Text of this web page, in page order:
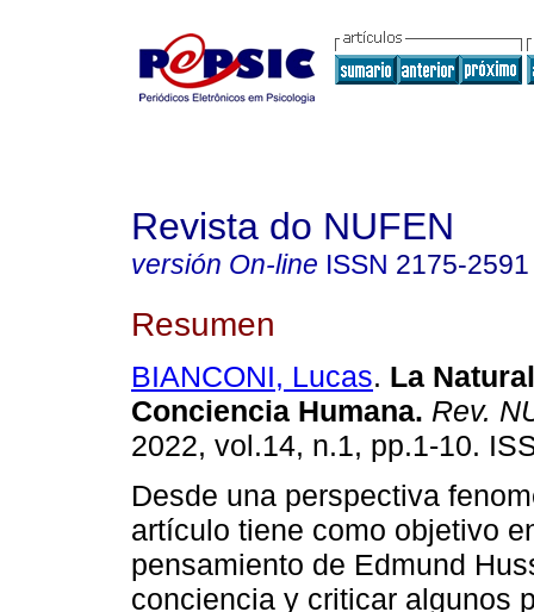
Revista do NUFEN
versión On-line ISSN 2175-2591
Resumen
BIANCONI, Lucas. La
Conciencia Humana. Rev.
2022, vol.14, n.1, pp.1-10.
Desde una perspectiva
artículo tiene como objetivo
pensamiento de Edmund
conciencia y criticar algunos